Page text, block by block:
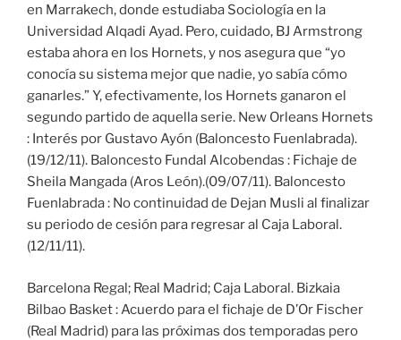
en Marrakech, donde estudiaba Sociología en la
Universidad Alqadi Ayad. Pero, cuidado, BJ Armstrong
estaba ahora en los Hornets, y nos asegura que “yo
conocía su sistema mejor que nadie, yo sabía cómo
ganarles.” Y, efectivamente, los Hornets ganaron el
segundo partido de aquella serie. New Orleans Hornets
: Interés por Gustavo Ayón (Baloncesto Fuenlabrada).
(19/12/11). Baloncesto Fundal Alcobendas : Fichaje de
Sheila Mangada (Aros León).(09/07/11). Baloncesto
Fuenlabrada : No continuidad de Dejan Musli al finalizar
su periodo de cesión para regresar al Caja Laboral.
(12/11/11).
Barcelona Regal; Real Madrid; Caja Laboral. Bizkaia
Bilbao Basket : Acuerdo para el fichaje de D’Or Fischer
(Real Madrid) para las próximas dos temporadas pero